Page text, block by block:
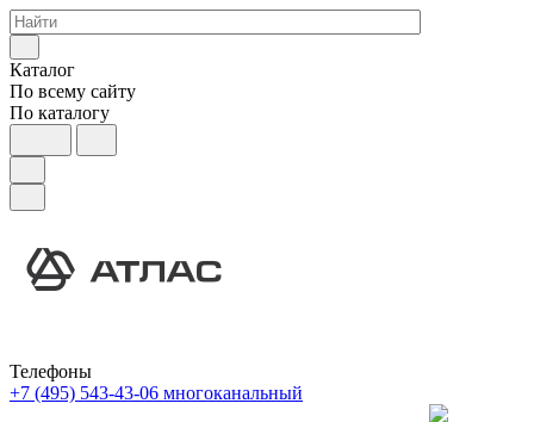
Каталог
По всему сайту
По каталогу
Телефоны
+7 (495) 543-43-06 многоканальный